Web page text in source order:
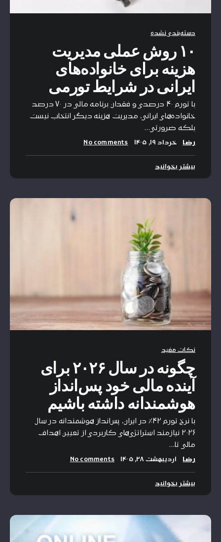
دسته‌بندی نشده
۱۰ روش عملی مدیریت
هزینه برای خانواده‌های
ایرانی در شرایط تورمی
با تورم ۴۰ درصدی و فقدان برنامه مالی در ۷۰ درصد
خانواده‌های ایرانی، مدیریت هزینه دیگر انتخاب نیست
بلکه ضرورتی…
رضا خرداد ۱۹, ۱۴۰۵ No comments
بیشتر بخوانید
نکات مفید
چگونه در سال ۲۰۲۶ برای
آینده مالی خود پس‌انداز
هوشمندانه داشته باشیم
با نرخ تورم ۴۲٪ در ایران، پس‌انداز هوشمندانه در سال
۲۰۲۶ نیازمند استراتژی‌های کاربردی از تعیین اهداف
مالی تا…
رضا اردیبهشت ۲۸, ۱۴۰۵ No comments
بیشتر بخوانید